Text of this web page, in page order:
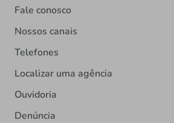
Fale conosco
Nossos canais
Telefones
Localizar uma agência
Ouvidoria
Denúncia